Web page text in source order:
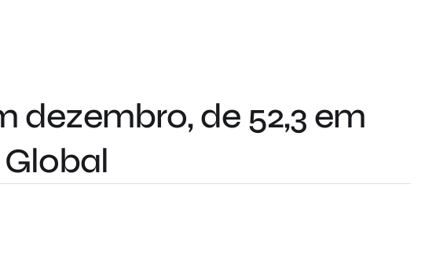
dezembro, de 52,3 em